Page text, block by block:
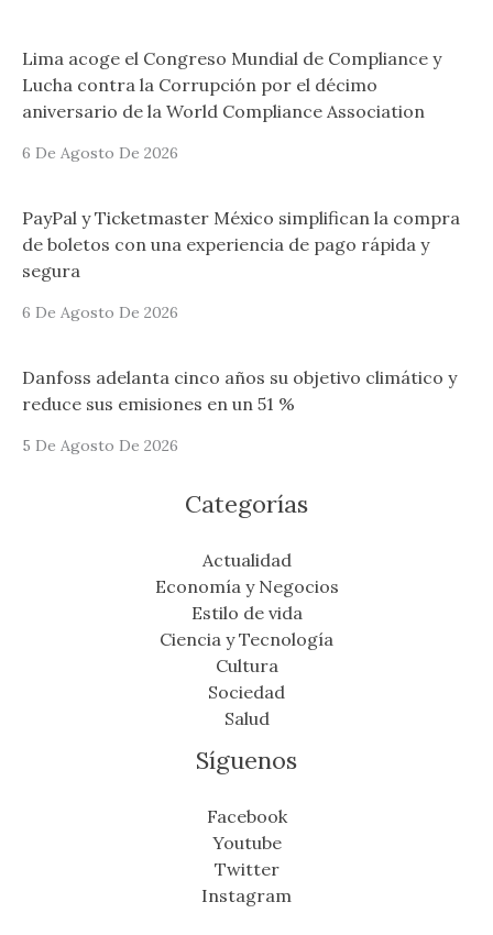
Lima acoge el Congreso Mundial de Compliance y
Lucha contra la Corrupción por el décimo
aniversario de la World Compliance Association
6 De Agosto De 2026
PayPal y Ticketmaster México simplifican la compra
de boletos con una experiencia de pago rápida y
segura
6 De Agosto De 2026
Danfoss adelanta cinco años su objetivo climático y
reduce sus emisiones en un 51 %
5 De Agosto De 2026
Categorías
Actualidad
Economía y Negocios
Estilo de vida
Ciencia y Tecnología
Cultura
Sociedad
Salud
Síguenos
Facebook
Youtube
Twitter
Instagram